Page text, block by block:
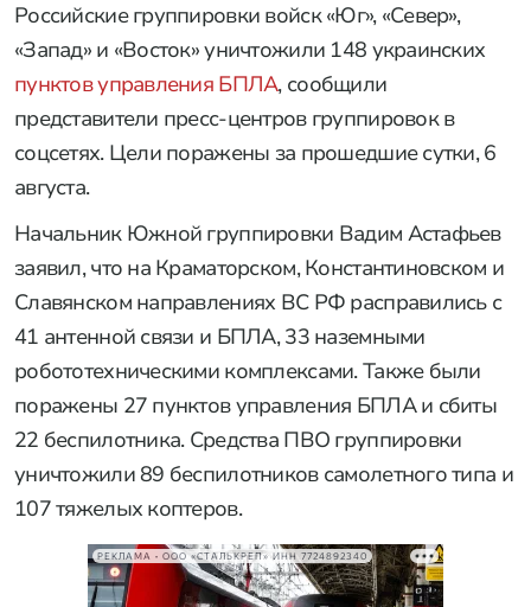
Российские группировки войск «Юг», «Север»,
«Запад» и «Восток» уничтожили 148 украинских
пунктов управления БПЛА, сообщили
представители пресс-центров группировок в
соцсетях. Цели поражены за прошедшие сутки, 6
августа.
Начальник Южной группировки Вадим Астафьев
заявил, что на Краматорском, Константиновском и
Славянском направлениях ВС РФ расправились с
41 антенной связи и БПЛА, 33 наземными
робототехническими комплексами. Также были
поражены 27 пунктов управления БПЛА и сбиты
22 беспилотника. Средства ПВО группировки
уничтожили 89 беспилотников самолетного типа и
107 тяжелых коптеров.
РЕКЛАМА • ООО «СТАЛЬКРЕП» ИНН 7724892340